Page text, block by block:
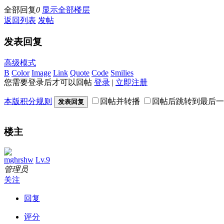
全部回复0 显示全部楼层
返回列表 发帖
发表回复
高级模式
B Color Image Link Quote Code Smilies
您需要登录后才可以回帖 登录 | 立即注册
本版积分规则 发表回复 回帖并转播 回帖后跳转到最后
楼主
mghrshw Lv.9
管理员
关注
回复
评分